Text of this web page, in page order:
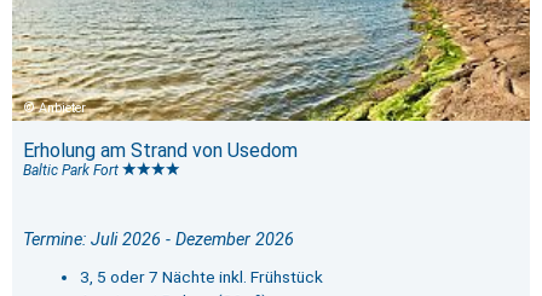
Anbieter
Erholung am Strand von Usedom
Baltic Park Fort
Termine: Juli 2026 - Dezember 2026
3, 5 oder 7 Nächte inkl. Frühstück